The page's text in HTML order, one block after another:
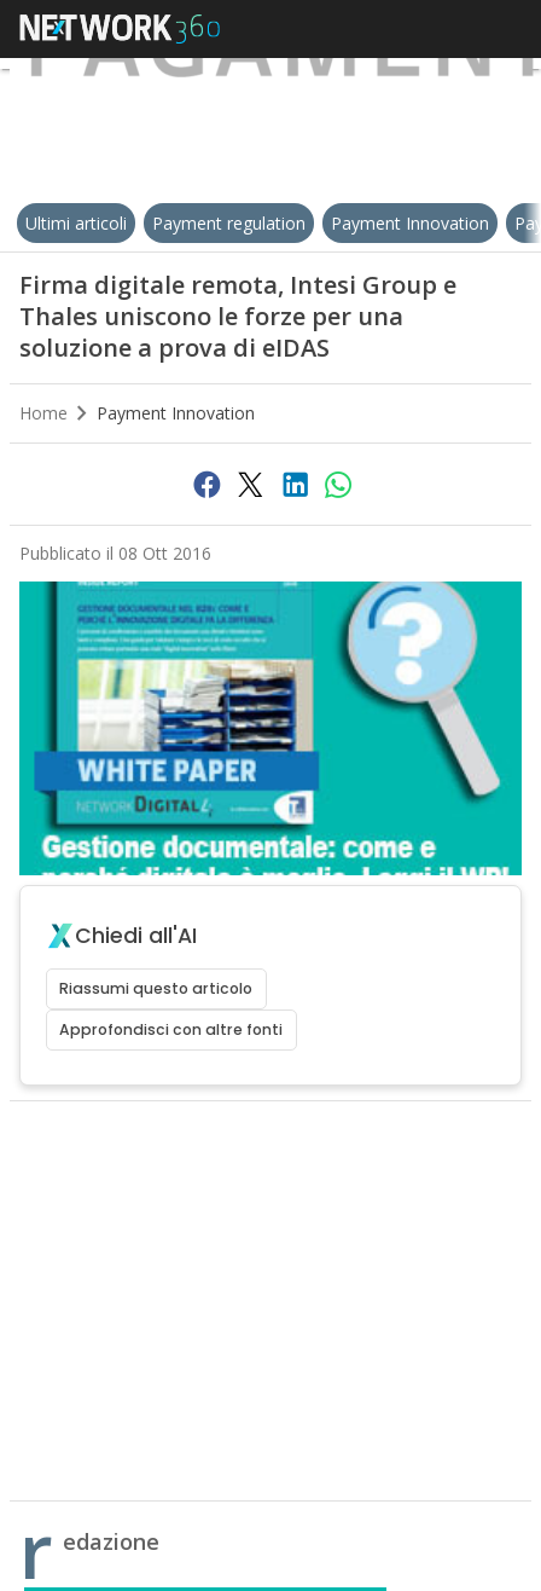
Ultimi articoli Payment regulation Payment Innovation
Firma digitale remota, Intesi Group e
Thales uniscono le forze per una
soluzione a prova di eIDAS
Home Payment Innovation
Pubblicato il 08 Ott 2016
Chiedi all'AI
Riassumi questo articolo
Approfondisci con altre fonti
r edazione